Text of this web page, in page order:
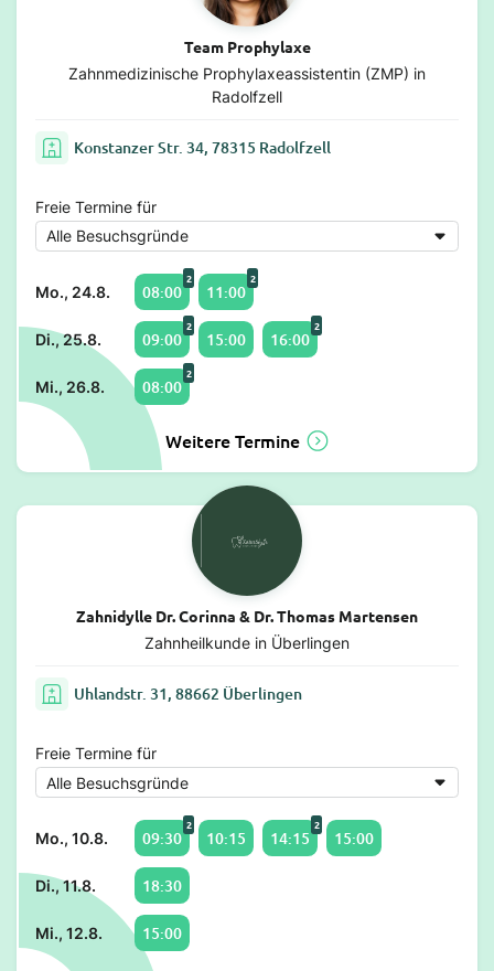
Team Prophylaxe
Zahnmedizinische Prophylaxeassistentin (ZMP) in
Radolfzell
Konstanzer Str. 34, 78315 Radolfzell
Freie Termine für
Mo., 24.8. 08:00
2
11:00
2
Di., 25.8. 09:00
2
15:00 16:00
2
Mi., 26.8. 08:00
2
Weitere Termine
Zahnidylle Dr. Corinna & Dr. Thomas Martensen
Zahnheilkunde in Überlingen
Uhlandstr. 31, 88662 Überlingen
Freie Termine für
Mo., 10.8. 09:30
2
10:15 14:15
2
15:00
Di., 11.8. 18:30
Mi., 12.8. 15:00